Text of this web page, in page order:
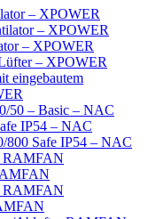
– XPOWER
– XPOWER
– XPOWER
– XPOWER
eingebautem
50 – Basic – NAC
IP54 – NAC
800 Safe IP54 – NAC
RAMFAN
RAMFAN